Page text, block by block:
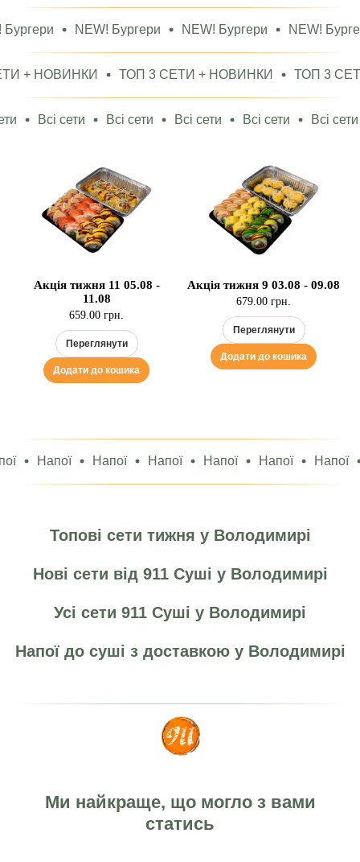
NEW! Бургери NEW! Бургери NEW! Бургери
+ НОВИНКИ ТОП 3 СЕТИ + НОВИНКИ ТОП 3
Всі сети Всі сети Всі сети Всі сети Всі сети
Акція тижня 11 05.08 -
11.08
659.00 грн.
Переглянути
Додати до кошика
Акція тижня 9 03.08 - 09.08
679.00 грн.
Переглянути
Додати до кошика
Напої Напої Напої Напої Напої Напої
Топові сети тижня у Володимирі
Нові сети від 911 Суші у Володимирі
Усі сети 911 Суші у Володимирі
Напої до суші з доставкою у Володимирі
Ми найкраще, що могло з вами
статись